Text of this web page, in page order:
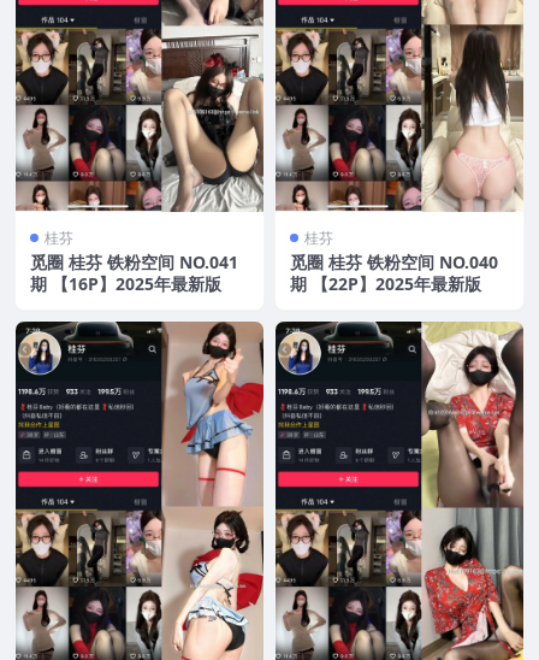
桂芬
觅圈 桂芬 铁粉空间 NO.041
期 【16P】2025年最新版
桂芬
觅圈 桂芬 铁粉空间 NO.040
期 【22P】2025年最新版